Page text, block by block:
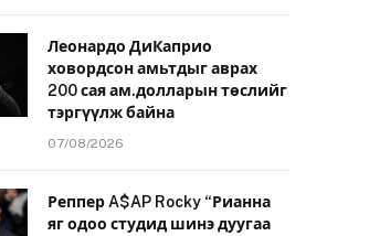
Леонардо ДиКаприо
ховордсон амьтдыг аврах
200 сая ам.долларын төслийг
тэргүүлж байна
07/08/2026
Реппер A$AP Rocky “Рианна
яг одоо студид шинэ дуугаа